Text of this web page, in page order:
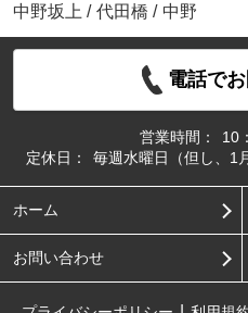
中野坂上 / 代田橋 / 中野
電話で
営業時間：
10
定休日：
毎週水曜日（但し、1
ホーム
お問い合わせ